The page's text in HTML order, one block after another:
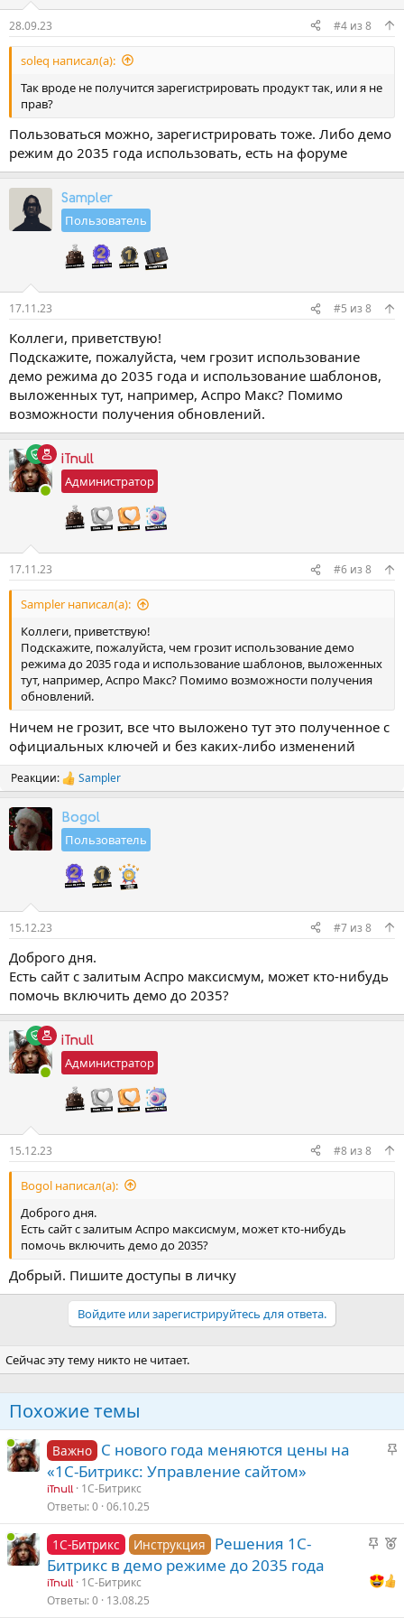
28.09.23 #4 из8
soleq написал(а):
Так вроде не получится зарегистрировать продукт так, или я не
прав?
Пользоваться можно, зарегистрировать тоже. Либо демо
режим до 2035 года использовать, есть на форуме
Sampler
Пользователь
17.11.23 #5 из8
Коллеги, приветствую!
Подскажите, пожалуйста, чем грозит использование
демо режима до 2035 года и использование шаблонов,
выложенных тут, например, Аспро Макс? Помимо
возможности получения обновлений.
iTnull
Администратор
17.11.23 #6 из8
Sampler написал(а):
Коллеги, приветствую!
Подскажите, пожалуйста, чем грозит использование демо
режима до 2035 года и использование шаблонов, выложенных
тут, например, Аспро Макс? Помимо возможности получения
обновлений.
Ничем не грозит, все что выложено тут это полученное с
официальных ключей и без каких-либо изменений
Реакции:
Р
а
к
ц
и
Sampler
Bogol
Пользователь
15.12.23 #7 из8
Доброго дня.
Есть сайт с залитым Аспро максисмум, может кто-нибудь
помочь включить демо до 2035?
iTnull
Администратор
15.12.23 #8 из8
Bogol написал(а):
Доброго дня.
Есть сайт с залитым Аспро максисмум, может кто-нибудь
помочь включить демо до 2035?
Добрый. Пишите доступы в личку
Войдите или зарегистрируйтесь для ответа.
Сейчас эту тему никто не читает.
Похожие темы
З
е
п
Важно С нового года меняются цены на
«1С-Битрикс: Управление сайтом»
iTnull
1С-Битрикс
Ответы 0 06.10.25
З
к
Р
1С-Битрикс Инструкция
Решения 1С-
Битрикс в демо режиме до 2035 года
iTnull
1С-Битрикс
Ответы 0 13.08.25